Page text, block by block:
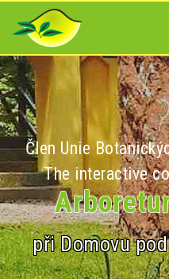
Člen Unie
The interactive
při Domovu